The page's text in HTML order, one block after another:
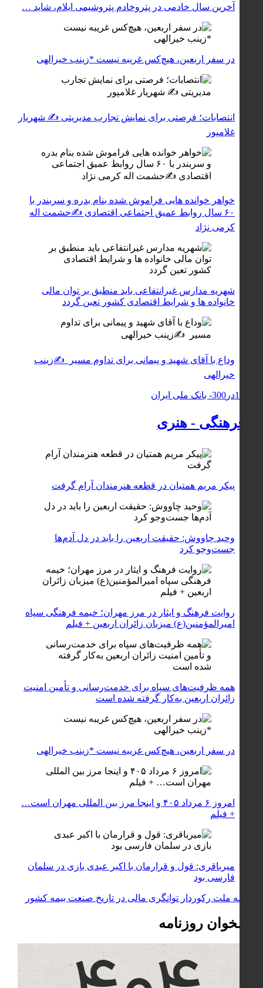
آخرین سال خادمی در پتروخادم پتروشیمی ایلام، شاید …
در سفر اربعین، هیچ‌کس غریبه نیست *زینب خیرالهی
انتصابات؛ فرصتی برای نمایش تجارب مدیریتی ✍ شهریار
غلامپور
خواهر خوانده هایی فراموش شده بنام بدره و سربندر با
۶۰ سال روابط عمیق اجتماعی اقتصادی ✍حشمت اله
کرمی نژاد
شهریه مدارس غیرانتفاعی باید منطبق بر توان مالی
خانواده ها و شرایط اقتصادی کشور تعین گردد
وداع با آقای شهید و پیمانی برای تداوم مسیر ✍زینب
خیرالهی
🟦فرهنگی - هنری
پیکر مریم همتیان در قطعه هنرمندان آرام گرفت
وحید چاووش: حقیقت اربعین را باید در دل آدم‌ها
جست‌وجو کرد
روایت فرهنگ و ایثار در مرز مهران؛ خیمه فرهنگی سپاه
امیرالمؤمنین(ع) میزبان زائران اربعین + فیلم
همه ظرفیت‌های سپاه برای خدمت‌رسانی و تأمین امنیت
زائران اربعین به‌کار گرفته شده است
در سفر اربعین، هیچ‌کس غریبه نیست *زینب خیرالهی
امروز ۶ مرداد ۴۰۵ و اینجا مرز بین المللی مهران است…
+ فیلم
میرباقری: قول و قرارمان با اکبر عبدی بازی در سلمان
فارسی بود
پیشخوان روزنامه